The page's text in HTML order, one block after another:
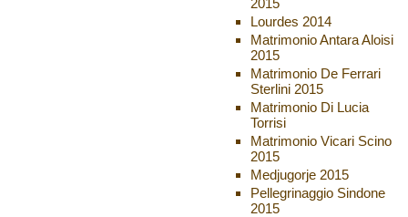
Lourdes 2014
Matrimonio Antara Aloisi
2015
Matrimonio De Ferrari
Sterlini 2015
Matrimonio Di Lucia
Torrisi
Matrimonio Vicari Scino
2015
Medjugorje 2015
Pellegrinaggio Sindone
2015